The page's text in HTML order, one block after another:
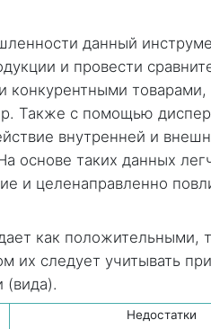
данный
и провести
конкурентными товарами,
Также с помощью
внутренней и
основе таких данных
и целенаправленно
как положительными,
их следует учитывать
(вида).
Недостатки